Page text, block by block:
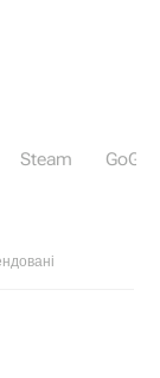
Steam GoG